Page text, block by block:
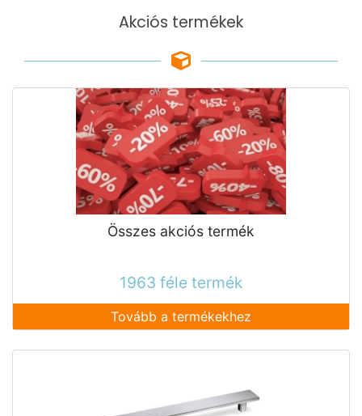
Akciós termékek
Összes akciós termék
1963 féle termék
Tovább a termékekhez